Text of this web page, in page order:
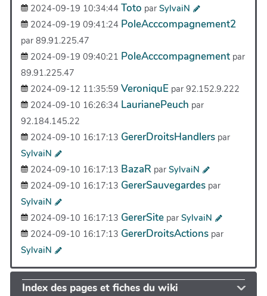
2024-09-19 10:34:44 Toto par SylvaiN
2024-09-19 09:41:24 PoleAcccompagnement2
par 89.91.225.47
2024-09-19 09:40:21 PoleAcccompagnement par
89.91.225.47
2024-09-12 11:35:59 VeroniquE par 92.152.9.222
2024-09-10 16:26:34 LaurianePeuch par
92.184.145.22
2024-09-10 16:17:13 GererDroitsHandlers par
SylvaiN
2024-09-10 16:17:13 BazaR par SylvaiN
2024-09-10 16:17:13 GererSauvegardes par
SylvaiN
2024-09-10 16:17:13 GererSite par SylvaiN
2024-09-10 16:17:13 GererDroitsActions par
SylvaiN
Index des pages et fiches du wiki